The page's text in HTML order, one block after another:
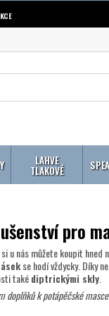
LAHVE
TLAKOVÉ
pro
u nás můžete koupit hned
se hodí vždycky. Díky
takédiptrickými skly
doplňků k potápěčské masce